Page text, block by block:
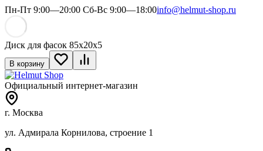
Пн-Пт 9:00—20:00 Сб-Вс 9:00—18:00info@helmut-shop.ru
Диск для фасок 85х20х5
В корзину
Официальный интернет-магазин
г. Москва
ул. Адмирала Корнилова, строение 1